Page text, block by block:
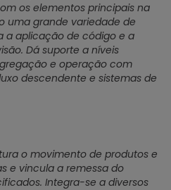
os elementos principais na
uma grande variedade de
a aplicação de código e a
Dá suporte a níveis
e operação com
descendente e sistemas de
o movimento de produtos e
e vincula a remessa do
Integra-se a diversos